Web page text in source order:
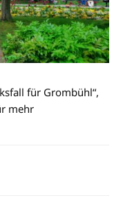
für Grombühl“,
mehr